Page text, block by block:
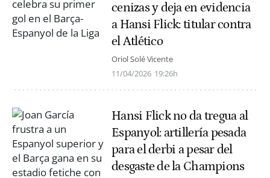
cenizas y deja en evidencia
a Hansi Flick: titular contra
el Atlético
Oriol Solé Vicente
11/04/2026 19:26h
Hansi Flick no da tregua al
Espanyol: artillería pesada
para el derbi a pesar del
desgaste de la Champions